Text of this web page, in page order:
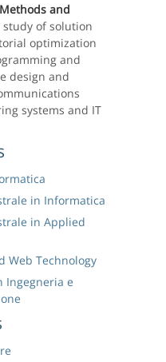
and
of solution
optimization
and
design and
systems and IT
in Informatica
in Applied
Web Technology
Ingegneria e